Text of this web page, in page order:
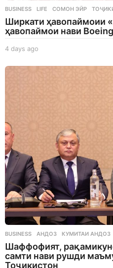
BUSINESS ,LIFE СОМОН ЭЙР ,
Ширкати ҳавопаймоии
ҳавопаймои нави
4 days ago
a
BUSINESS АНДОЗ ,КУМИТАИ АНДОЗ
Шаффофият,
самти нави рушди
Тоҷикистон